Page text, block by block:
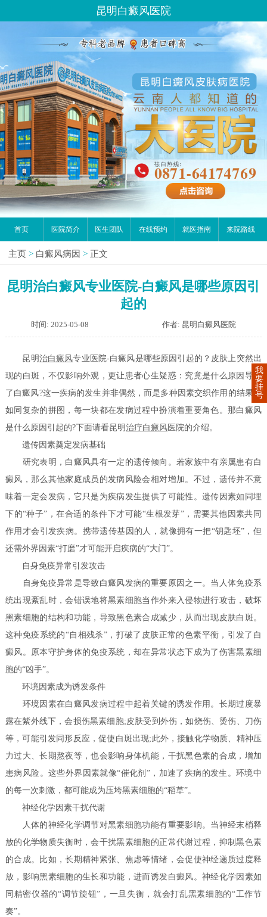
昆明白癜风医院
首页 医院简介 医生团队 在线预约 就医指南 来院路线
主页 > 白癜风病因 > 正文
昆明治白癜风专业医院-白癜风是哪些原因引
起的
时间: 2025-05-08 作者: 昆明白癜风医院
昆明治白癜风专业医院-白癜风是哪些原因引起的？皮肤上突然出
现的白斑，不仅影响外观，更让患者心生疑惑：究竟是什么原因导致
了白癜风?这一疾病的发生并非偶然，而是多种因素交织作用的结果，
如同复杂的拼图，每一块都在发病过程中扮演着重要角色。那白癜风
是什么原因引起的?下面请看昆明治疗白癜风 医院的介绍。
遗传因素奠定发病基础
研究表明，白癜风具有一定的遗传倾向。若家族中有亲属患有白
癜风，那么其他家庭成员的发病风险会相对增加。不过，遗传并不意
味着一定会发病，它只是为疾病发生提供了可能性。遗传因素如同埋
下的“种子”，在合适的条件下才可能“生根发芽”，需要其他因素共同
作用才会引发疾病。携带遗传基因的人，就像拥有一把“钥匙坯”，但
还需外界因素“打磨”才可能开启疾病的“大门”。
自身免疫异常引发攻击
自身免疫异常是导致白癜风发病的重要原因之一。当人体免疫系
统出现紊乱时，会错误地将黑素细胞当作外来入侵物进行攻击，破坏
黑素细胞的结构和功能，导致黑色素合成减少，从而出现皮肤白斑。
这种免疫系统的“自相残杀”，打破了皮肤正常的色素平衡，引发了白
癜风。原本守护身体的免疫系统，却在异常状态下成为了伤害黑素细
胞的“凶手”。
环境因素成为诱发条件
环境因素在白癜风发病过程中起着关键的诱发作用。长期过度暴
露在紫外线下，会损伤黑素细胞;皮肤受到外伤，如烧伤、烫伤、刀伤
等，可能引发同形反应，促使白斑出现;此外，接触化学物质、精神压
力过大、长期熬夜等，也会影响身体机能，干扰黑色素的合成，增加
患病风险。这些外界因素就像“催化剂”，加速了疾病的发生。环境中
的每一次刺激，都可能成为压垮黑素细胞的“稻草”。
神经化学因素干扰代谢
人体的神经化学调节对黑素细胞功能有重要影响。当神经末梢释
放的化学物质失衡时，会干扰黑素细胞的正常代谢过程，抑制黑色素
的合成。比如，长期精神紧张、焦虑等情绪，会促使神经递质过度释
放，影响黑素细胞的生长和功能，进而诱发白癜风。神经化学因素如
同精密仪器的“调节旋钮”，一旦失衡，就会打乱黑素细胞的“工作节
奏”。
我
要
挂
号